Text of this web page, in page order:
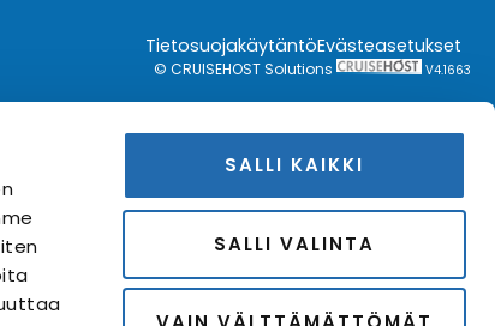
SALLI KAIKKI
SALLI VALINTA
TietosuojakäytäntöEvästeasetukset
© CRUISEHOST Solutions V4.1663